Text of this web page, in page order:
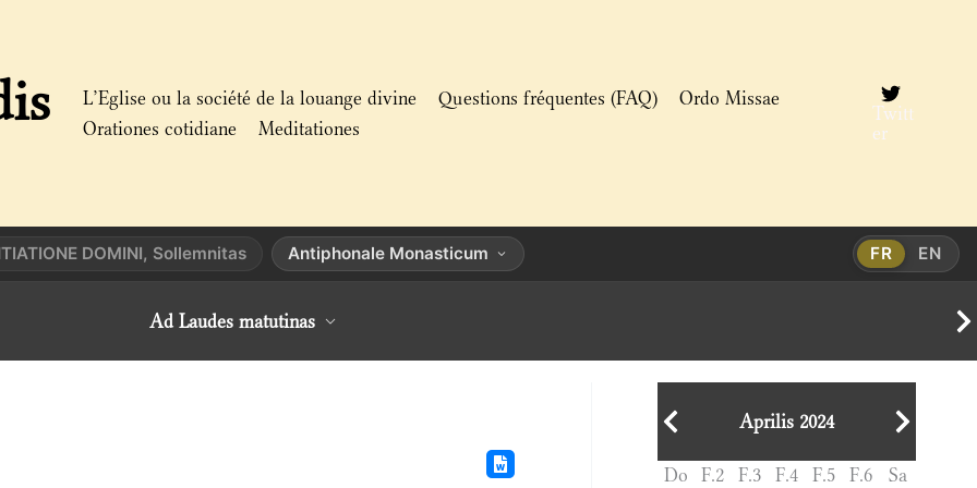
L’Eglise ou la société de la louange divine Questions fréquentes (FAQ)
Ordo Missae
Orationes cotidiane
Meditationes
Twitt
er
DOMINI, Sollemnitas Antiphonale Monasticum FR EN
Ad Laudes matutinas
Aprilis 2024
Do F.2 F.3 F.4 F.5 F.6 Sa